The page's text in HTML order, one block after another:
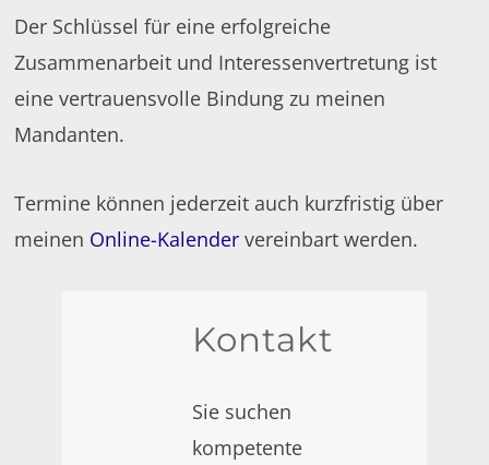
Der Schlüssel für eine erfolgreiche
Zusammenarbeit und Interessenvertretung ist
eine vertrauensvolle Bindung zu meinen
Mandanten.
Termine können jederzeit auch kurzfristig über
meinen Online-Kalender vereinbart werden.
Kontakt
Sie suchen
kompetente